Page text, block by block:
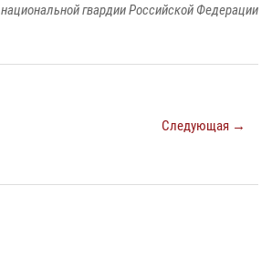
национальной гвардии Российской Федерации
Следующая →